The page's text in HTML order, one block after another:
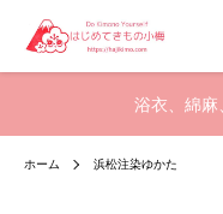
浴衣、綿麻
ホーム 浜松注染ゆかた